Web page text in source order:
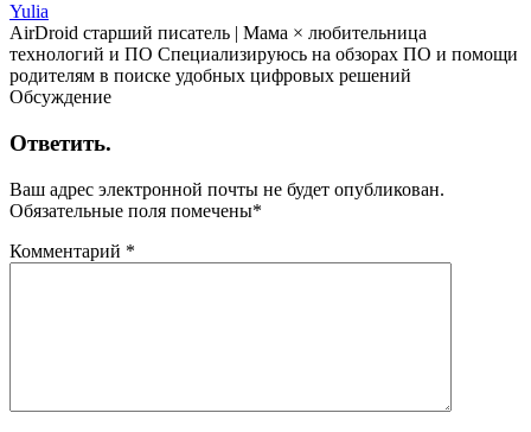
Yulia
AirDroid старший писатель | Мама × любительница
технологий и ПО Специализируюсь на обзорах ПО и помощи
родителям в поиске удобных цифровых решений
Обсуждение
Ответить.
Ваш адрес электронной почты не будет опубликован.
Обязательные поля помечены*
Комментарий *